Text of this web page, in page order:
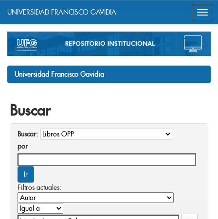
navigation
UNIVERSIDAD FRANCISCO GAVIDIA
Universidad Francisco Gavidia
Buscar
Buscar:
por
Filtros actuales: